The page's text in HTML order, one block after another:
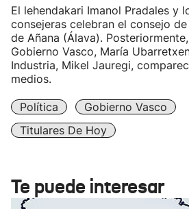
El lehendakari Imanol Pradales y
consejeras celebran el consejo
de Añana (Álava).
Gobierno Vasco, María
Industria, Mikel Jauregi,
medios.
Política
Gobierno Vasco
Titulares De Hoy
Te puede interesar